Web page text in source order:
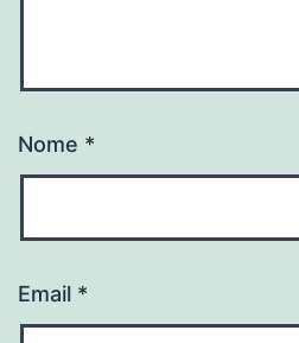
Nome *
Email *